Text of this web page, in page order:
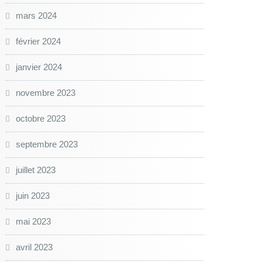
mars 2024
février 2024
janvier 2024
novembre 2023
octobre 2023
septembre 2023
juillet 2023
juin 2023
mai 2023
avril 2023